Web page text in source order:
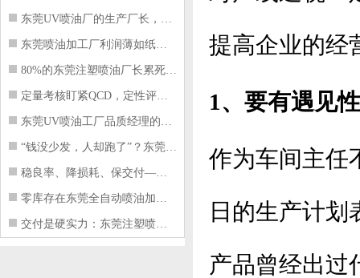
东莞UV喷油厂的生产厂长，到底在给工
东莞喷油加工厂利润薄如纸？这四项基本
80%的东莞注塑喷油厂长累死累活，利
定量考核盯紧QCD，定性评价看好配合
东莞UV喷油工厂品质经理的四项核心管
“钱没少发，人却跑了”？东莞注塑喷油
稳良率、降损耗、保交付——东莞这家U
零库存在东莞全自动喷油加工厂不可行的
交付是硬实力：东莞注塑喷油厂如何用齐
提高企业的经
1、要有遇见性
作为车间主任
日的生产计
产品曾经出过